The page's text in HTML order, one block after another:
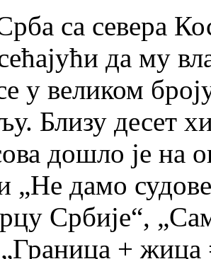
са севера
да му
у великом
Близу десет
дошло је на
„Не дамо
Србије“,
+ жица